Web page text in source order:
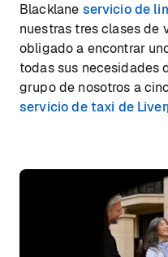
Blacklane servicio de
nuestras tres clases de
obligado a encontrar
todas sus necesidades
grupo de nosotros a
servicio de taxi de